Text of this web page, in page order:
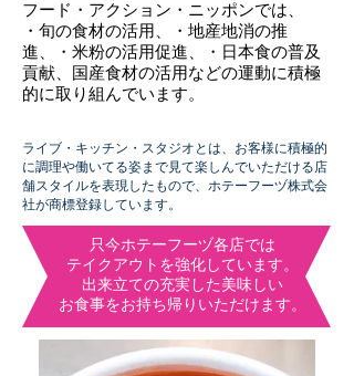
フード・アクション・ニッポンでは、
・ 旬の食材の活用、・地産地消の推
進、・米粉の活用促進、・日本食の普及
貢献、国産食材の活用などの運動に積極
的に取り組んでいます。
ライブ・キッチン・スタジオとは、お客様に積極的
に調理や働いてる姿まで見て楽しんでいただける店
舗スタイルを表現したもので、ホテーフーヅ株式会
社が商標登録しています。
只今ホテーフーヅ各店では
テイクアウトを強化しています。
出来立ての充実した美味しい
お食事をお持ち帰りいただけます。